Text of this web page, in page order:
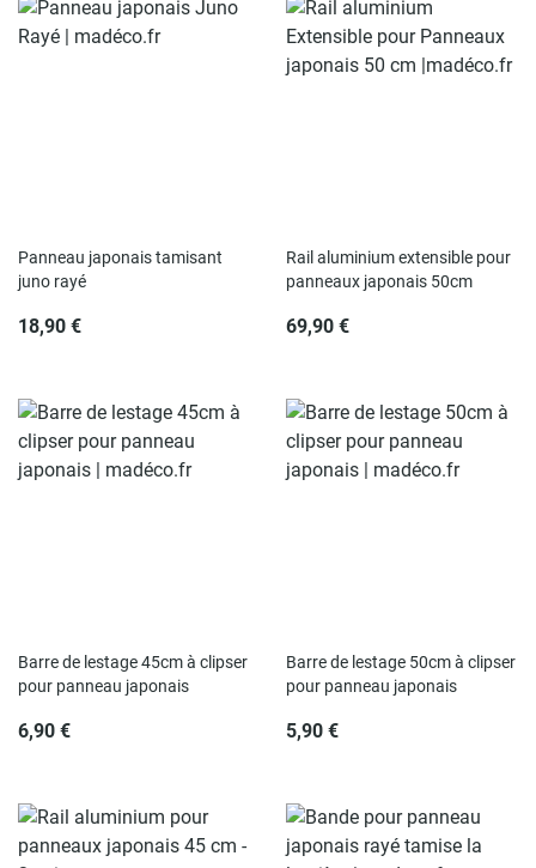
Panneau japonais tamisant
juno rayé
18,90 €
Rail aluminium extensible pour
panneaux japonais 50cm
69,90 €
Barre de lestage 45cm à clipser
pour panneau japonais
6,90 €
Barre de lestage 50cm à clipser
pour panneau japonais
5,90 €